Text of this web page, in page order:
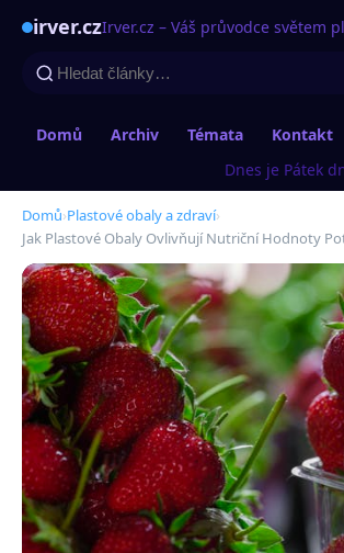
irver.czIrver.cz – Váš průvodce světem
Domů Archiv Témata
Kontakt
Dnes je Pátek
Domů›Plastové obaly a zdraví›
Jak Plastové Obaly Ovlivňují Nutriční Hodnoty